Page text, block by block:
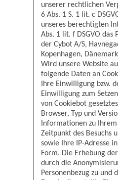
unserer rechtlichen
6 Abs. 1 S. 1 lit. c
unseres berechtigten
Abs. 1 lit. f DSGVO das
der Cybot A/S,
Kopenhagen,
Wird unsere Website
folgende Daten an
Ihre Einwilligung bzw.
Einwilligung zum
von Cookiebot
Browser, Typ und
Informationen zu
Zeitpunkt des Besuchs
sowie Ihre IP-Adresse
Form. Die Erhebung
durch die
Personenbezug zu und